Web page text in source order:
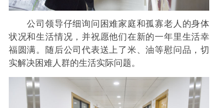
公司领导仔细询问困难家庭和孤寡老人的身体
状况和生活情况，并祝愿他们在新的一年里生活幸
福圆满。随后公司代表送上了米、油等慰问品，切
实解决困难人群的生活实际问题。